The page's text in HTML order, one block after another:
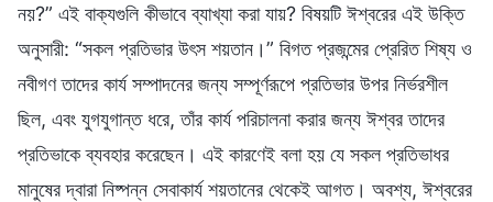
নয়?” এই বাক্যগুলি কীভাবে ব্যাখ্যা করা যায়? বিষয়টি ঈশ্বরের এই উক্তি
অনুসারী: “সকল প্রতিভার উৎস শয়তান।” বিগত প্রজন্মের প্রেরিত শিষ্য ও
নবীগণ তাদের কার্য সম্পাদনের জন্য সম্পূর্ণরূপে প্রতিভার উপর নির্ভরশীল
ছিল, এবং যুগযুগান্ত ধরে, তাঁর কার্য পরিচালনা করার জন্য ঈশ্বর তাদের
প্রতিভাকে ব্যবহার করেছেন। এই কারণেই বলা হয় যে সকল প্রতিভাধর
মানুষের দ্বারা নিষ্পন্ন সেবাকার্য শয়তানের থেকেই আগত। অবশ্য, ঈশ্বরের